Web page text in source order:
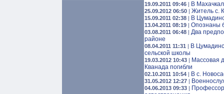
19.09.2011 09:46 | В
25.09.2012 06:50 | Житель с.
15.09.2011 02:38 | В
13.04.2011 08:19 | Опознаны
03.08.2011 06:48 | Два
районе
08.04.2011 11:31 | В
сельской школы
19.03.2012 10:43 | Массовая
Кванада погибли
02.10.2011 10:54 | В с.
31.05.2012 12:27 |
04.06.2013 09:33 |